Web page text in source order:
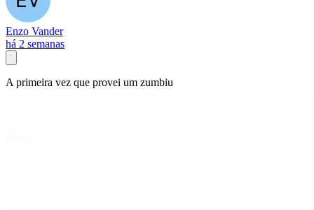
Enzo Vander
há 2 semanas
A primeira vez que provei um zumbiu